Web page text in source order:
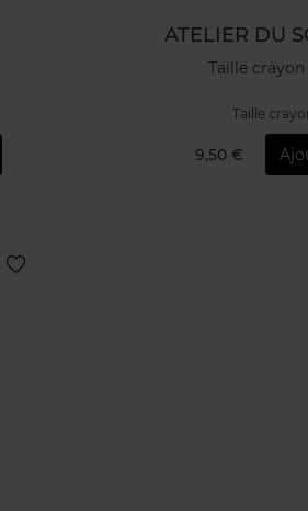
ATELIER DU
Taille
Taille
9,50 €